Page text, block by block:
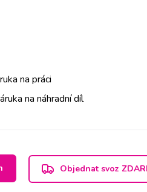
na práci
na náhradní díl
Objednat svoz